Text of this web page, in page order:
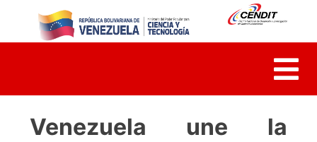
content
Venezuela une la